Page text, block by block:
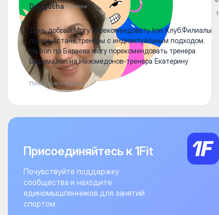
Darigucha29 июля
День добрый!Могу порекомендовать Iron Клуб.Филиалы
по все Астане,тренеры с индивилуальным подходом.
На Iron по Бараева могу порекомендовать тренера
Вадима,Iron на Нәжімедонов-тренера Екатерину
Посмотреть ответы
1
Присоединяйтесь к 1Fit
Почувствуйте поддержку
сообщества и находите
единомышленников для занятий
спортом